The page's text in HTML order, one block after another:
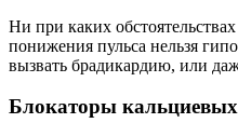
Ни при каких
понижения пульса нельзя
вызвать брадикардию, или
Блокаторы